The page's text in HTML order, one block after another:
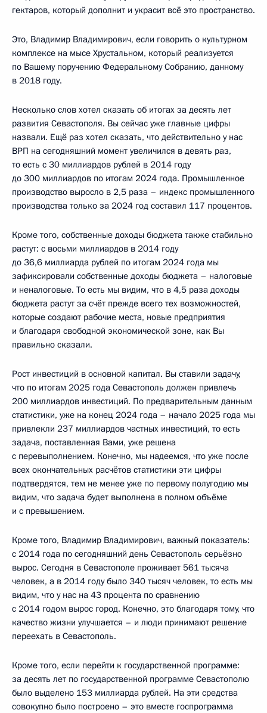
гектаров, который дополнит и украсит всё это пространство.
Это, Владимир Владимирович, если говорить о культурном
комплексе на мысе Хрустальном, который реализуется
по Вашему поручению Федеральному Собранию, данному
в 2018 году.
Несколько слов хотел сказать об итогах за десять лет
развития Севастополя. Вы сейчас уже главные цифры
назвали. Ещё раз хотел сказать, что действительно у нас
ВРП на сегодняшний момент увеличился в девять раз,
то есть с 30 миллиардов рублей в 2014 году
до 300 миллиардов по итогам 2024 года. Промышленное
производство выросло в 2,5 раза – индекс промышленного
производства только за 2024 год составил 117 процентов.
Кроме того, собственные доходы бюджета также стабильно
растут: с восьми миллиардов в 2014 году
до 36,6 миллиарда рублей по итогам 2024 года мы
зафиксировали собственные доходы бюджета – налоговые
и неналоговые. То есть мы видим, что в 4,5 раза доходы
бюджета растут за счёт прежде всего тех возможностей,
которые создают рабочие места, новые предприятия
и благодаря свободной экономической зоне, как Вы
правильно сказали.
Рост инвестиций в основной капитал. Вы ставили задачу,
что по итогам 2025 года Севастополь должен привлечь
200 миллиардов инвестиций. По предварительным данным
статистики, уже на конец 2024 года – начало 2025 года мы
привлекли 237 миллиардов частных инвестиций, то есть
задача, поставленная Вами, уже решена
с перевыполнением. Конечно, мы надеемся, что уже после
всех окончательных расчётов статистики эти цифры
подтвердятся, тем не менее уже по первому полугодию мы
видим, что задача будет выполнена в полном объёме
и с превышением.
Кроме того, Владимир Владимирович, важный показатель:
с 2014 года по сегодняшний день Севастополь серьёзно
вырос. Сегодня в Севастополе проживает 561 тысяча
человек, а в 2014 году было 340 тысяч человек, то есть мы
видим, что у нас на 43 процента по сравнению
с 2014 годом вырос город. Конечно, это благодаря тому, что
качество жизни улучшается – и люди принимают решение
переехать в Севастополь.
Кроме того, если перейти к государственной программе:
за десять лет по государственной программе Севастополю
было выделено 153 миллиарда рублей. На эти средства
совокупно было построено – это вместе госпрограмма